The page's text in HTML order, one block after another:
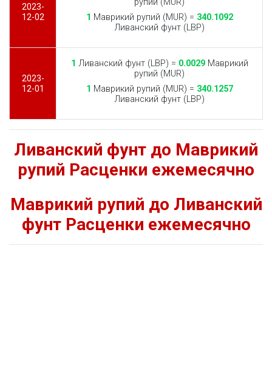
2023-
12-02
рупий (MUR)
1 Маврикий рупий (MUR) = 340.1092
Ливанский фунт (LBP)
2023-
12-01
1 Ливанский фунт (LBP) = 0.0029Маврикий
рупий (MUR)
1 Маврикий рупий (MUR) = 340.1257
Ливанский фунт (LBP)
Ливанский фунт до Маврикий
рупий Расценки ежемесячно
Маврикий рупий до Ливанский
фунт Расценки ежемесячно